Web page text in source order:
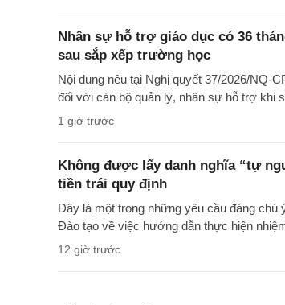
Nhân sự hỗ trợ giáo dục có 36
sau sắp xếp trường học
Nội dung nêu tại Nghị quyết 37/2026/NQ-
đối với cán bộ quản lý, nhân sự hỗ trợ khi
1 giờ trước
Không được lấy danh nghĩa “tự
tiền trái quy định
Đây là một trong những yêu cầu đáng chú
Đào tạo về việc hướng dẫn thực hiện
12 giờ trước